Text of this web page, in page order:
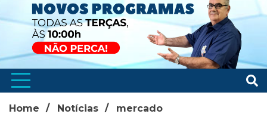
Home Notícias mercado